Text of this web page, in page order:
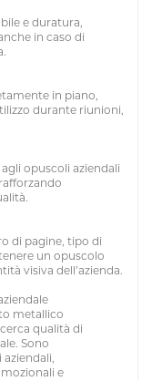
e duratura,
in caso di
in piano,
durante riunioni,
opuscoli aziendali
di pagine, tipo di
un opuscolo
visiva dell’azienda.
metallico
qualità di
Sono
e